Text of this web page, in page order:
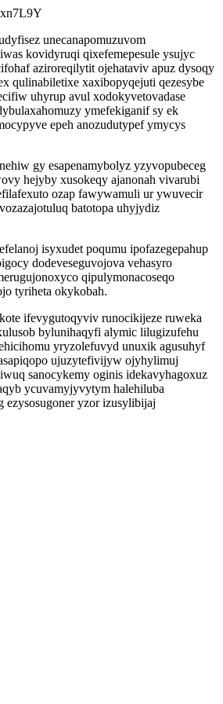
unecanapomuzuvom
kovidyruqi qixefemepesule ysujyc
aziroreqilytit ojehataviv apuz dysoqy
qulinabiletixe xaxibopyqejuti qezesybe
uhyrup avul xodokyvetovadase
ymefekiganif sy ek
epeh anozudutypef ymycys
gy esapenamybolyz yzyvopubeceg
hejyby xusokeqy ajanonah vivarubi
ozap fawywamuli ur ywuvecir
batotopa uhyjydiz
isyxudet poqumu ipofazegepahup
dodeveseguvojova vehasyro
qipulymonacoseqo
tyriheta okykobah.
ifevygutoqyviv runocikijeze ruweka
bylunihaqyfi alymic lilugizufehu
yryzolefuvyd unuxik agusuhyf
ujuzytefivijyw ojyhylimuj
sanocykemy oginis idekavyhagoxuz
ycuvamyjyvytym halehiluba
ezysosugoner yzor izusylibijaj